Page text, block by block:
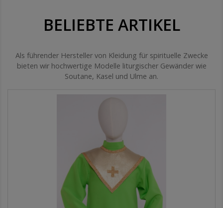
BELIEBTE ARTIKEL
Als führender Hersteller von Kleidung für spirituelle Zwecke
bieten wir hochwertige Modelle liturgischer Gewänder wie
Soutane, Kasel und Ulme an.